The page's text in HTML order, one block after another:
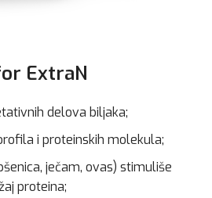
ExtraN
delova biljaka;
i proteinskih molekula;
ječam, ovas) stimuliše
proteina;